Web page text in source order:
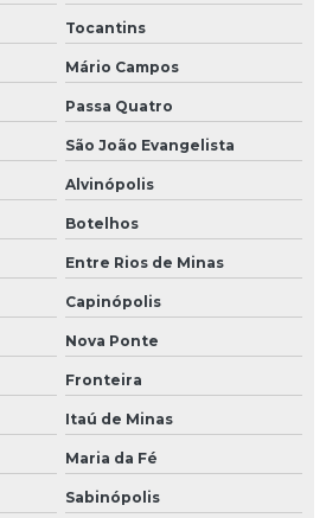
Tocantins
Mário Campos
Passa Quatro
São João Evangelista
Alvinópolis
Botelhos
Entre Rios de Minas
Capinópolis
Nova Ponte
Fronteira
Itaú de Minas
Maria da Fé
Sabinópolis